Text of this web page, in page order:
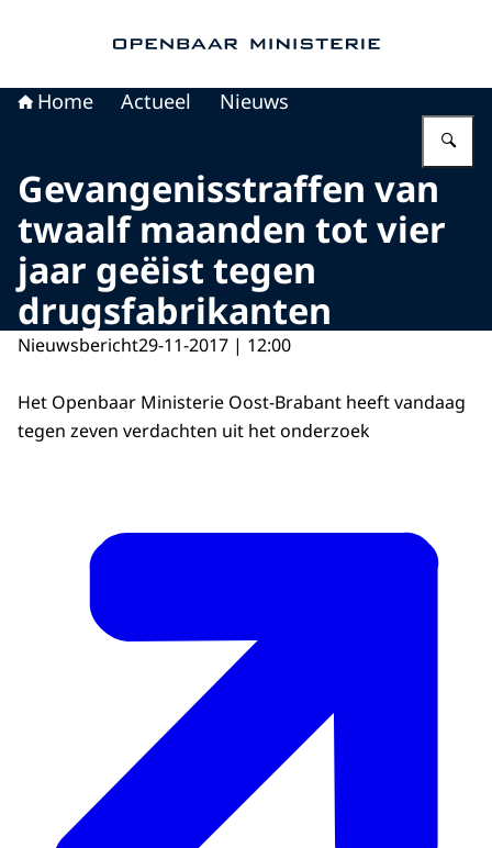
Home Actueel Nieuws
Gevangenisstraffen van
twaalf maanden tot vier
jaar geëist tegen
drugsfabrikanten
Nieuwsbericht29-11-2017 | 12:00
Het Openbaar Ministerie Oost-Brabant heeft vandaag
tegen zeven verdachten uit het onderzoek